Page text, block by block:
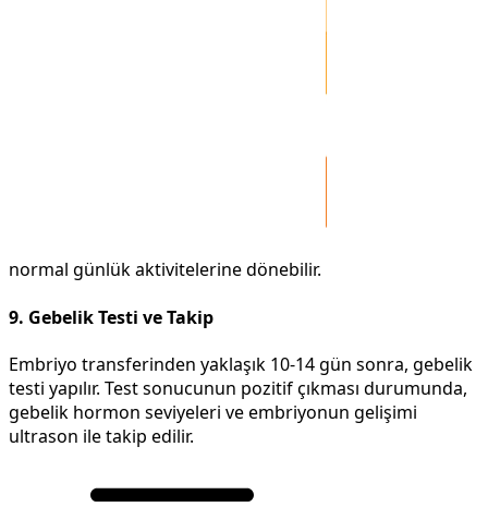
normal günlük aktivitelerine dönebilir.
9. Gebelik Testi ve Takip
Embriyo transferinden yaklaşık 10-14 gün sonra, gebelik
testi yapılır. Test sonucunun pozitif çıkması durumunda,
gebelik hormon seviyeleri ve embriyonun gelişimi
ultrason ile takip edilir.